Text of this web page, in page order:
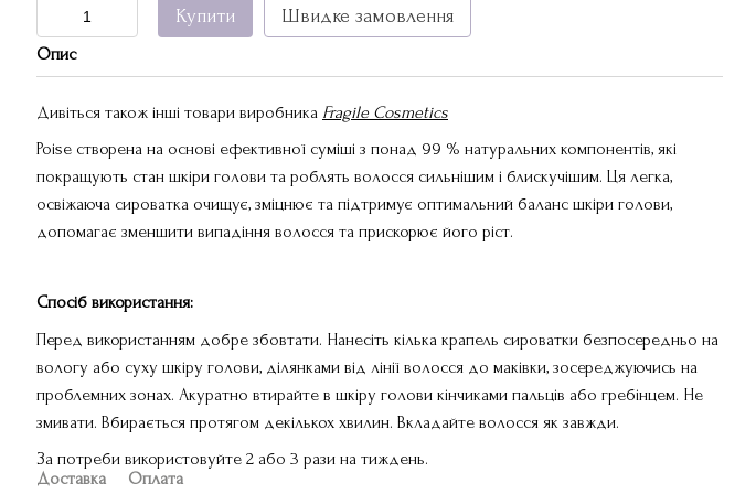
Купити Швидке замовлення
Опис
Дивіться також інші товари виробника Fragile Cosmetics
Poise створена на основі ефективної суміші з понад 99 % натуральних компонентів, які
покращують стан шкіри голови та роблять волосся сильнішим і блискучішим. Ця легка,
освіжаюча сироватка очищує, зміцнює та підтримує оптимальний баланс шкіри голови,
допомагає зменшити випадіння волосся та прискорює його ріст.
Спосіб використання:
Перед використанням добре збовтати. Нанесіть кілька крапель сироватки безпосередньо на
вологу або суху шкіру голови, ділянками від лінії волосся до маківки, зосереджуючись на
проблемних зонах. Акуратно втирайте в шкіру голови кінчиками пальців або гребінцем. Не
змивати. Вбирається протягом декількох хвилин. Вкладайте волосся як завжди.
За потреби використовуйте 2 або 3 рази на тиждень.
Доставка
Оплата